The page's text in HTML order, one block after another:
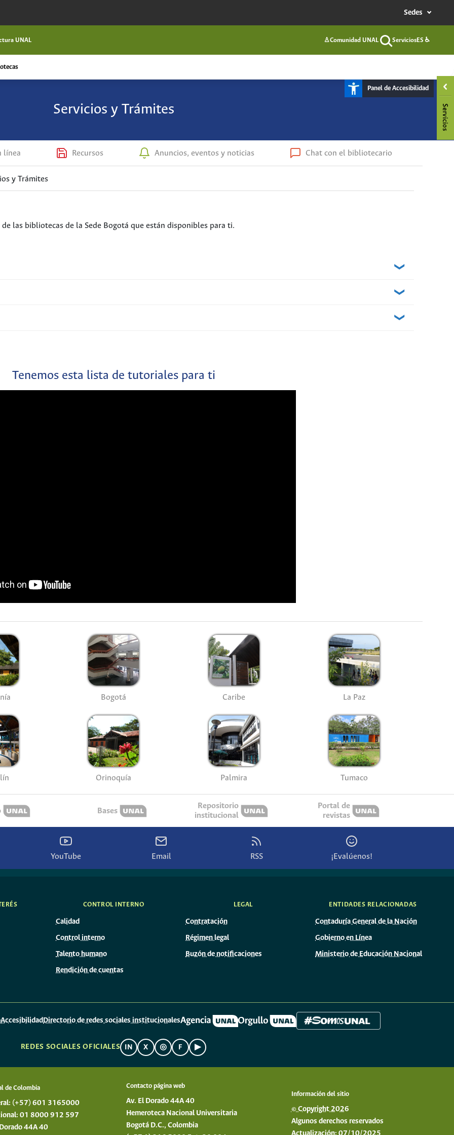
Sedes
UNAL ♙Comunidad UNAL
Buscar
ServiciosES ♿
Panel de Accesibilidad
Servicios y Trámites
línea Recursos Anuncios, eventos y noticias Chat con el bibliotecario
y Trámites
las bibliotecas de la Sede Bogotá que están disponibles para ti.
Tenemos esta lista de tutoriales para ti
Bogotá Caribe La Paz
Orinoquía Palmira Tumaco
Bases
Repositorio
institucional
Portal de
revistas
YouTube Email RSS ¡Evalúenos!
CONTROL INTERNO
Calidad
Control interno
Talento humano
Rendición de cuentas
LEGAL
Contratación
Régimen legal
Buzón de notificaciones
ENTIDADES RELACIONADAS
Contaduría General de la Nación
Gobierno en Línea
Ministerio de Educación Nacional
AccesibilidadDirectorio de redes sociales institucionales
REDES SOCIALES OFICIALES IN X ◎ F ▶
de Colombia
(+57) 601 3165000
01 8000 912 597
44A 40
Contacto página web
Av. El Dorado 44A 40
Hemeroteca Nacional Universitaria
Bogotá D.C., Colombia
Información del sitio
© Copyright 2026
Algunos derechos reservados
Actualización: 07/10/2025